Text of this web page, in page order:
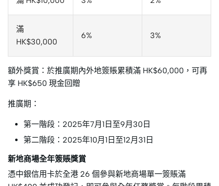
滿
HK$30,000
6% 3%
額外獎賞：於推廣期內外地簽賬累積滿 HK$60,000，可再
享 HK$650 現金回贈
推廣期：
第一階段：2025年7月1日至9月30日
第二階段：2025年10月1日至12月31日
新地商場全年簽賬獎賞
憑中銀信用卡於全港 26 個參與新地商場單一簽賬滿